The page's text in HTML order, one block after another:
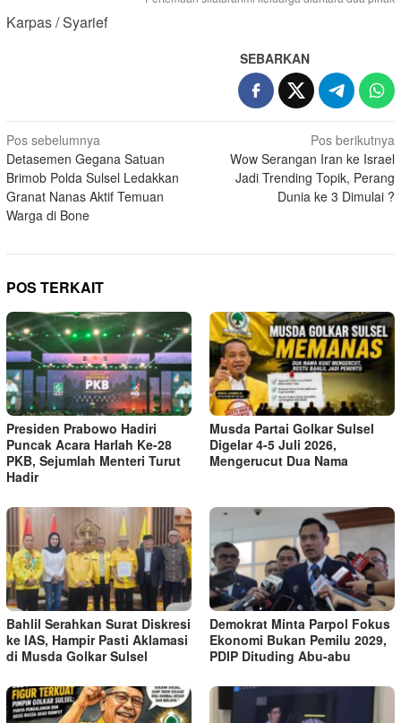
Karpas / Syarief
SEBARKAN
Navigasi
pos
Pos sebelumnya
Detasemen Gegana Satuan
Brimob Polda Sulsel Ledakkan
Granat Nanas Aktif Temuan
Warga di Bone
Pos berikutnya
Wow Serangan Iran ke Israel
Jadi Trending Topik, Perang
Dunia ke 3 Dimulai ?
POS TERKAIT
Presiden Prabowo Hadiri
Puncak Acara Harlah Ke-28
PKB, Sejumlah Menteri Turut
Hadir
Musda Partai Golkar Sulsel
Digelar 4-5 Juli 2026,
Mengerucut Dua Nama
Bahlil Serahkan Surat Diskresi
ke IAS, Hampir Pasti Aklamasi
di Musda Golkar Sulsel
Demokrat Minta Parpol Fokus
Ekonomi Bukan Pemilu 2029,
PDIP Dituding Abu-abu